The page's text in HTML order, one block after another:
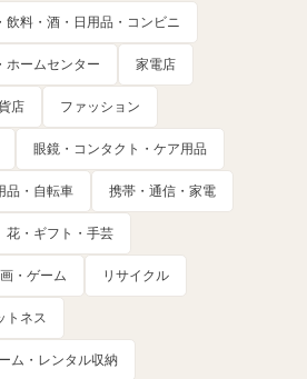
飲料・酒・日用品・コンビニ
ホームセンター 家電店
店 ファッション
眼鏡・コンタクト・ケア用品
品・自転車 携帯・通信・家電
花・ギフト・手芸
・ゲーム リサイクル
トネス
ム・レンタル収納